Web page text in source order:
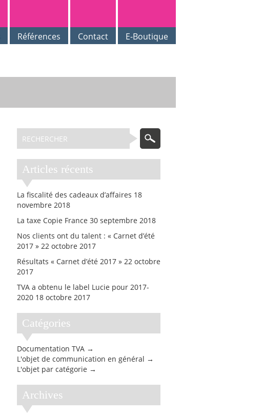
Références Contact E-Boutique
Articles récents
La fiscalité des cadeaux d’affaires 18
novembre 2018
La taxe Copie France 30 septembre 2018
Nos clients ont du talent : « Carnet d’été
2017 » 22 octobre 2017
Résultats « Carnet d’été 2017 » 22 octobre
2017
TVA a obtenu le label Lucie pour 2017-
2020 18 octobre 2017
Catégories
Documentation TVA
L'objet de communication en général
L'objet par catégorie
Archives